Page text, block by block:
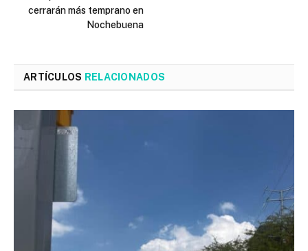
cerrarán más temprano en
Nochebuena
ARTÍCULOS RELACIONADOS